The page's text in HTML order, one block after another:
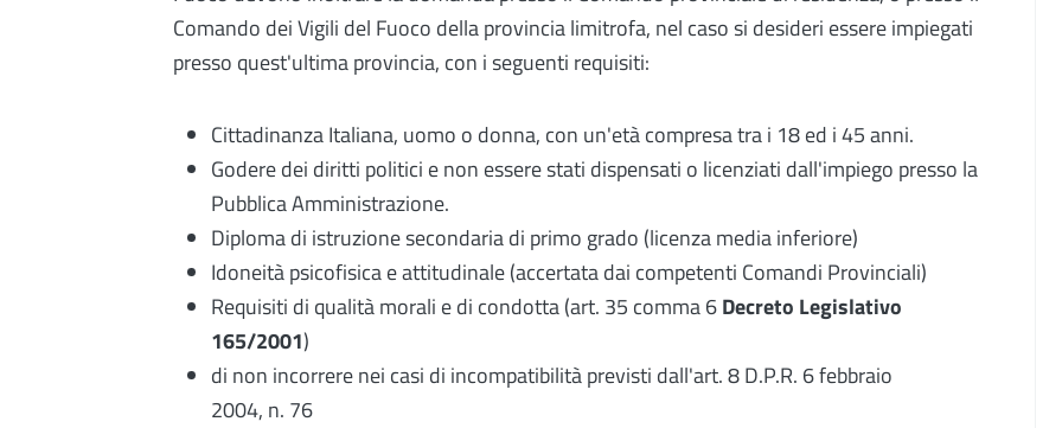
Comando dei Vigili del Fuoco della provincia limitrofa, nel caso si desideri essere impiegati
presso quest'ultima provincia, con i seguenti requisiti:
Cittadinanza Italiana, uomo o donna, con un'età compresa tra i 18 ed i 45 anni.
Godere dei diritti politici e non essere stati dispensati o licenziati dall'impiego presso la
Pubblica Amministrazione.
Diploma di istruzione secondaria di primo grado (licenza media inferiore)
Idoneità psicofisica e attitudinale (accertata dai competenti Comandi Provinciali)
Requisiti di qualità morali e di condotta (art. 35 comma 6Decreto Legislativo
165/2001)
di non incorrere nei casi di incompatibilità previsti dall'art. 8 D.P.R. 6 febbraio
2004, n. 76